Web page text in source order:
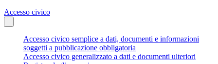
Accesso civico
Accesso civico semplice a dati, documenti e informazioni
soggetti a pubblicazione obbligatoria
Accesso civico generalizzato a dati e documenti ulteriori